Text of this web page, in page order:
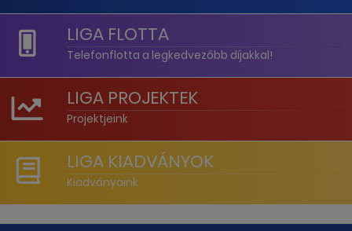
LIGA FLOTTA
Telefonflotta a legkedvezőbb díjakkal!
LIGA PROJEKTEK
Projektjeink
LIGA KIADVÁNYOK
Kiadványaink